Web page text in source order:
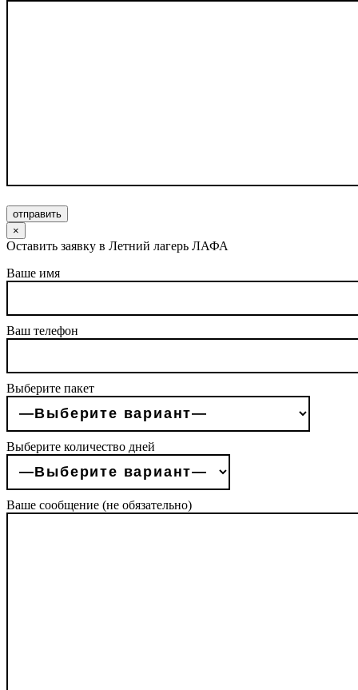
отправить
×
Оставить заявку в Летний лагерь ЛАФА
Ваше имя
Ваш телефон
Выберите пакет
Выберите количество дней
Ваше сообщение (не обязательно)